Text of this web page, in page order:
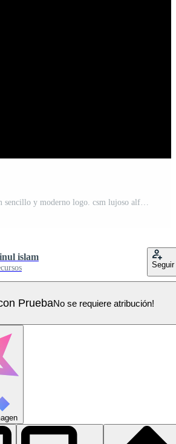
csm logo diseño, csm sencillo y moderno logo. csm lujoso alfabeto diseño Vector Pro
islam
Seguir
PruebaNo se requiere atribución!